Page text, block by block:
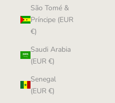
São Tomé &
Príncipe (EUR
€)
Saudi Arabia
(EUR €)
Senegal
(EUR €)